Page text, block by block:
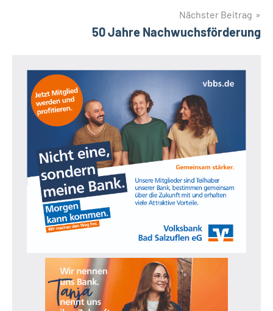
Nächster Beitrag
50 Jahre Nachwuchsförderung